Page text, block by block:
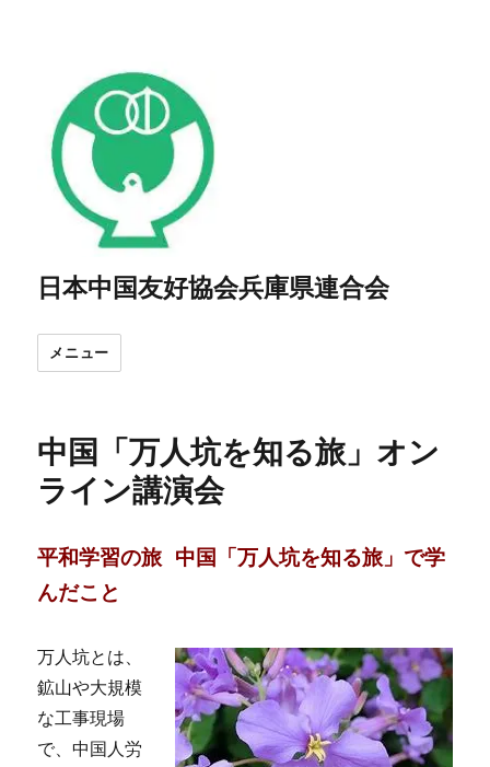
日本中国友好協会兵庫県連合会
メニュー
中国「万人坑を知る旅」オン
ライン講演会
平和学習の旅 中国「万人坑を知る旅」で学
んだこと
万人坑とは、
鉱山や大規模
な工事現場
で、中国人労